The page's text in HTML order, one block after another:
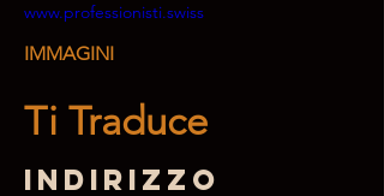
www.professionisti.swiss
IMMAGINI
Ti Traduce
Indirizzo